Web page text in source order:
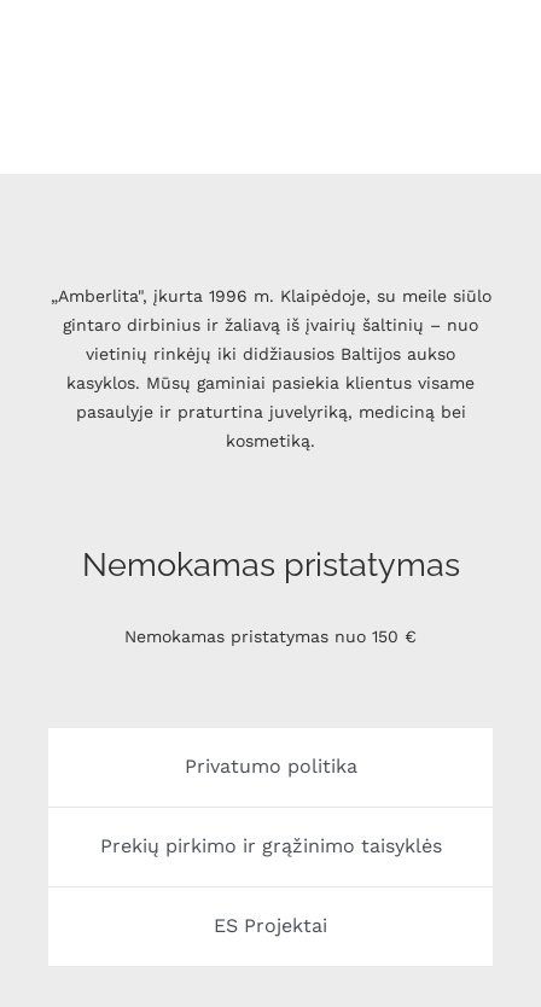
„Amberlita", įkurta 1996 m. Klaipėdoje, su meile siūlo
gintaro dirbinius ir žaliavą iš įvairių šaltinių – nuo
vietinių rinkėjų iki didžiausios Baltijos aukso
kasyklos. Mūsų gaminiai pasiekia klientus visame
pasaulyje ir praturtina juvelyriką, mediciną bei
kosmetiką.
Nemokamas pristatymas
Nemokamas pristatymas nuo 150 €
Privatumo politika
Prekių pirkimo ir grąžinimo taisyklės
ES Projektai